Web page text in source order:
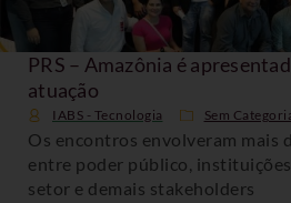
PRS – Amazônia é
atuação
IABS - Tecnologia Sem
Os encontros envolveram mais
entre poder público,
setor e demais stakeholders